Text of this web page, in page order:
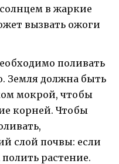
в жаркие
вызвать ожоги
поливать
Земля должна быть
мокрой, чтобы
корней. Чтобы
слой почвы: если
растение.